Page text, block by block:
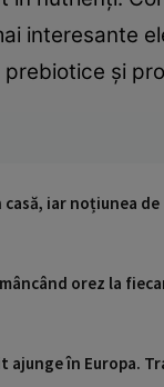
interesante
şi
casă, iar noțiunea
orez la
ajunge în Europa.